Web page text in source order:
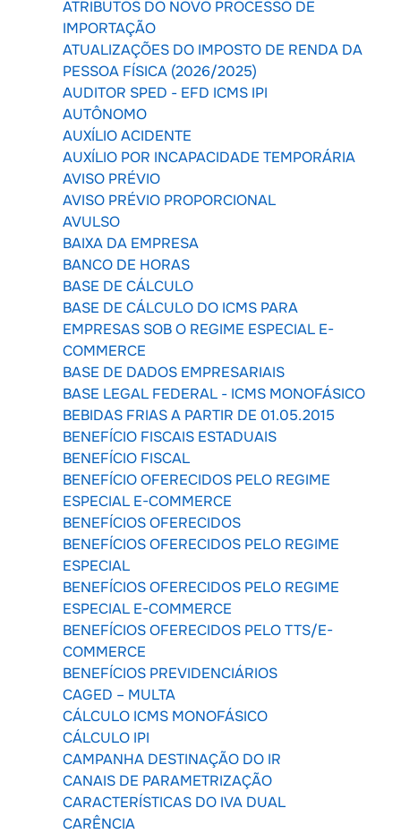
ATRIBUTOS DO NOVO PROCESSO DE
IMPORTAÇÃO
ATUALIZAÇÕES DO IMPOSTO DE RENDA DA
PESSOA FÍSICA (2026/2025)
AUDITOR SPED - EFD ICMS IPI
AUTÔNOMO
AUXÍLIO ACIDENTE
AUXÍLIO POR INCAPACIDADE TEMPORÁRIA
AVISO PRÉVIO
AVISO PRÉVIO PROPORCIONAL
AVULSO
BAIXA DA EMPRESA
BANCO DE HORAS
BASE DE CÁLCULO
BASE DE CÁLCULO DO ICMS PARA
EMPRESAS SOB O REGIME ESPECIAL E-
COMMERCE
BASE DE DADOS EMPRESARIAIS
BASE LEGAL FEDERAL - ICMS MONOFÁSICO
BEBIDAS FRIAS A PARTIR DE 01.05.2015
BENEFÍCIO FISCAIS ESTADUAIS
BENEFÍCIO FISCAL
BENEFÍCIO OFERECIDOS PELO REGIME
ESPECIAL E-COMMERCE
BENEFÍCIOS OFERECIDOS
BENEFÍCIOS OFERECIDOS PELO REGIME
ESPECIAL
BENEFÍCIOS OFERECIDOS PELO REGIME
ESPECIAL E-COMMERCE
BENEFÍCIOS OFERECIDOS PELO TTS/E-
COMMERCE
BENEFÍCIOS PREVIDENCIÁRIOS
CAGED – MULTA
CÁLCULO ICMS MONOFÁSICO
CÁLCULO IPI
CAMPANHA DESTINAÇÃO DO IR
CANAIS DE PARAMETRIZAÇÃO
CARACTERÍSTICAS DO IVA DUAL
CARÊNCIA